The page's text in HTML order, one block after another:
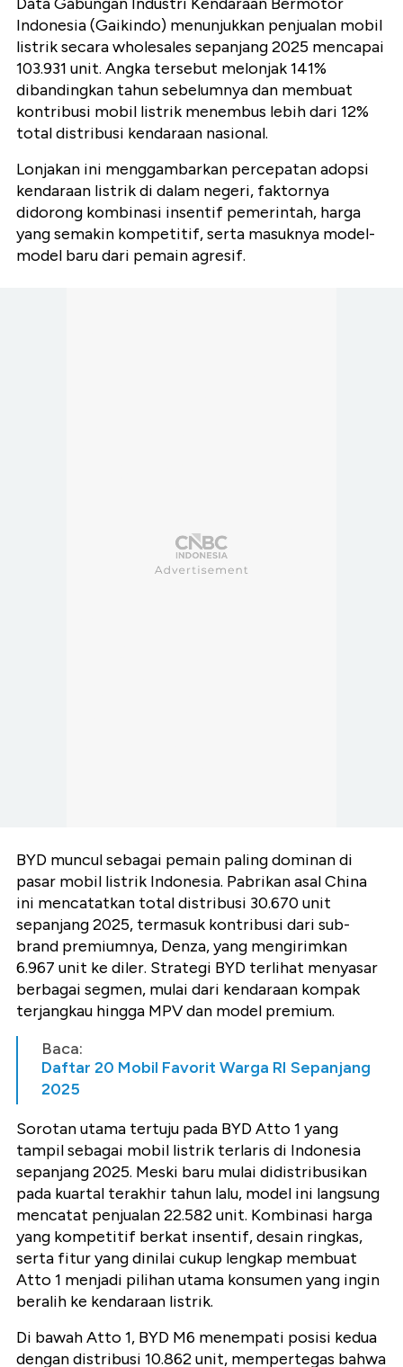
Indonesia (Gaikindo) menunjukkan penjualan mobil
listrik secara wholesales sepanjang 2025 mencapai
103.931 unit. Angka tersebut melonjak 141%
dibandingkan tahun sebelumnya dan membuat
kontribusi mobil listrik menembus lebih dari 12%
total distribusi kendaraan nasional.
Lonjakan ini menggambarkan percepatan adopsi
kendaraan listrik di dalam negeri, faktornya
didorong kombinasi insentif pemerintah, harga
yang semakin kompetitif, serta masuknya model-
model baru dari pemain agresif.
BYD muncul sebagai pemain paling dominan di
pasar mobil listrik Indonesia. Pabrikan asal China
ini mencatatkan total distribusi 30.670 unit
sepanjang 2025, termasuk kontribusi dari sub-
brand premiumnya, Denza, yang mengirimkan
6.967 unit ke diler. Strategi BYD terlihat menyasar
berbagai segmen, mulai dari kendaraan kompak
terjangkau hingga MPV dan model premium.
Baca:
Daftar 20 Mobil Favorit Warga RI Sepanjang
2025
Sorotan utama tertuju pada BYD Atto 1 yang
tampil sebagai mobil listrik terlaris di Indonesia
sepanjang 2025. Meski baru mulai didistribusikan
pada kuartal terakhir tahun lalu, model ini langsung
mencatat penjualan 22.582 unit. Kombinasi harga
yang kompetitif berkat insentif, desain ringkas,
serta fitur yang dinilai cukup lengkap membuat
Atto 1 menjadi pilihan utama konsumen yang ingin
beralih ke kendaraan listrik.
Di bawah Atto 1, BYD M6 menempati posisi kedua
dengan distribusi 10.862 unit, mempertegas bahwa